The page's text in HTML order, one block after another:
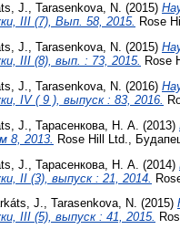
J., Tarasenkova, N. (2015)
III (7), Вып. 58, 2015. Rose
J., Tarasenkova, N. (2015)
III (8), вып. : 73, 2015. Rose
J. Tarasenkova, N. (2016)
IV ( 9 ), выпуск : 83, 2016.
J. Тарасенкова, Н. А. (2013)
8, 2013.
Rose Hill Ltd.,
J. Тарасенкова, Н. А. (2014)
II (3), выпуск : 21, 2014.
J., Tarasenkova, N. (2015)
III (5), выпуск : 41, 2015.